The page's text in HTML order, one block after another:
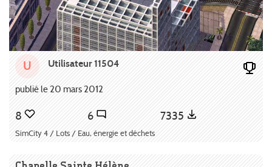
U Utilisateur 11504
publié le 20 mars 2012
8 6 7335
SimCity 4 / Lots / Eau, énergie et déchets